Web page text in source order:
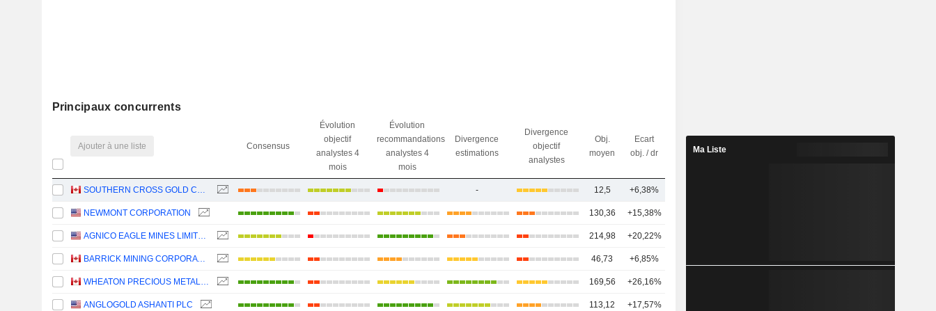
Principaux concurrents
Ajouter à une liste Consensus
Évolution
objectif
analystes 4
mois
Évolution
recommandations
analystes 4
mois
Divergence
estimations
Divergence
objectif
analystes
Obj.
moyen
Ecart
obj. / dr
Nbr
d'analystes
SOUTHERN CROSS GOLD CONSOLIDATED LTD. - 12,5 +6,38%
NEWMONT CORPORATION 130,36 +15,38%
AGNICO EAGLE MINES LIMITED 214,98 +20,22%
BARRICK MINING CORPORATION 46,73 +6,85%
WHEATON PRECIOUS METALS CORP. 169,56 +26,16%
ANGLOGOLD ASHANTI PLC 113,12 +17,57%
Ma Liste